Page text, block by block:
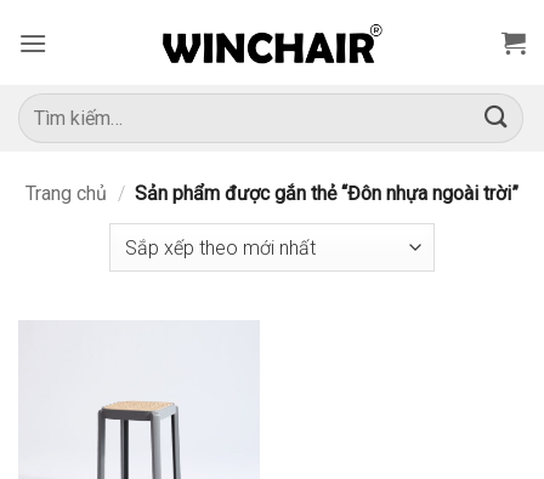
qua
dung
Tìm
kiếm:
Trang chủ / Sản phẩm được gắn thẻ “Đôn nhựa ngoài trời”